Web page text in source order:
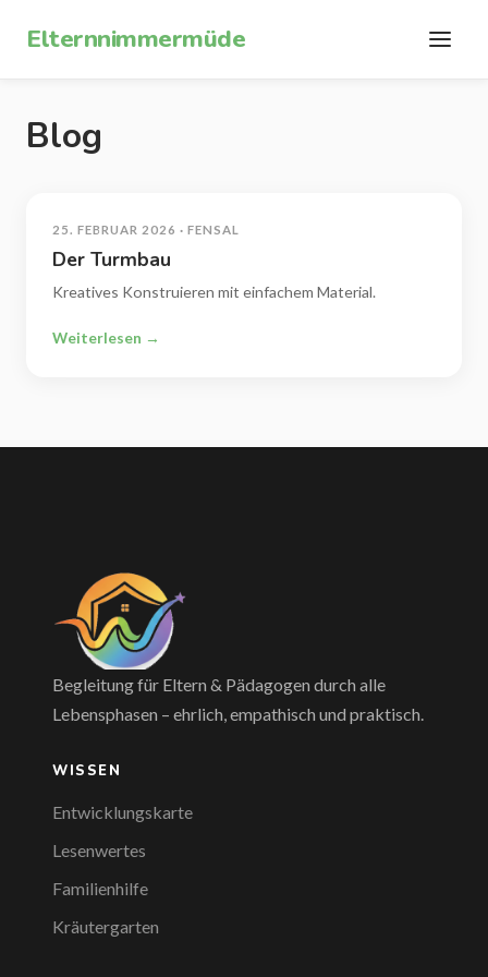
Elternnimmermüde
Blog
25. FEBRUAR 2026 · FENSAL
Der Turmbau
Kreatives Konstruieren mit einfachem Material.
Weiterlesen →
Begleitung für Eltern & Pädagogen durch alle
Lebensphasen – ehrlich, empathisch und praktisch.
WISSEN
Entwicklungskarte
Lesenwertes
Familienhilfe
Kräutergarten